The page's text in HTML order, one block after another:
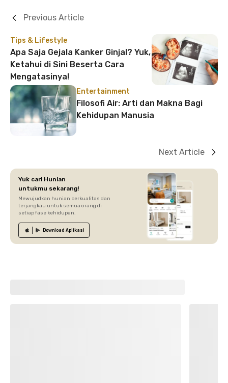
Tips & Lifestyle
Apa Saja Gejala Kanker Ginjal? Yuk,
Ketahui di Sini Beserta Cara
Mengatasinya!
Previous Article
Entertainment
Filosofi Air: Arti dan Makna Bagi
Kehidupan Manusia
Next Article
Yuk cari Hunian
untukmu sekarang!
Mewujudkan hunian berkualitas dan
terjangkau untuk semua orang di
setiap fase kehidupan.
Download Aplikasi